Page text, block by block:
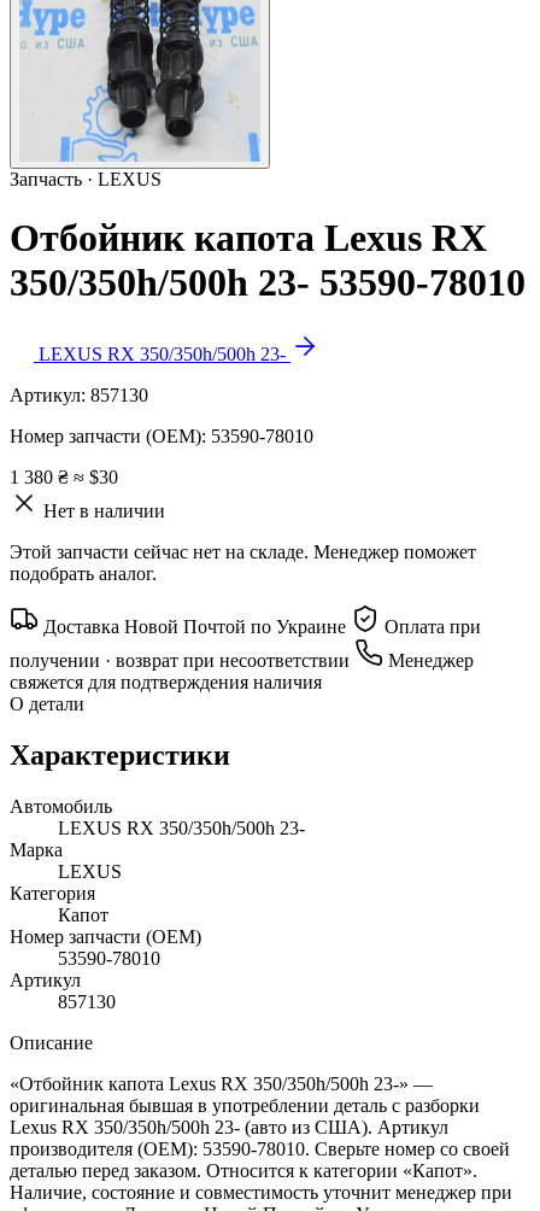
Запчасть · LEXUS
Отбойник капота Lexus RX
350/350h/500h 23- 53590-78010
LEXUS RX 350/350h/500h 23-
Артикул: 857130
Номер запчасти (OEM): 53590-78010
1 380 ₴ ≈ $30
Нет в наличии
Этой запчасти сейчас нет на складе. Менеджер поможет
подобрать аналог.
Доставка Новой Почтой по Украине
Оплата при
получении · возврат при несоответствии
Менеджер
свяжется для подтверждения наличия
О детали
Характеристики
Автомобиль
LEXUS RX 350/350h/500h 23-
Марка
LEXUS
Категория
Капот
Номер запчасти (OEM)
53590-78010
Артикул
857130
Описание
«Отбойник капота Lexus RX 350/350h/500h 23-» —
оригинальная бывшая в употреблении деталь с разборки
Lexus RX 350/350h/500h 23- (авто из США). Артикул
производителя (OEM): 53590-78010. Сверьте номер со своей
деталью перед заказом. Относится к категории «Капот».
Наличие, состояние и совместимость уточнит менеджер при